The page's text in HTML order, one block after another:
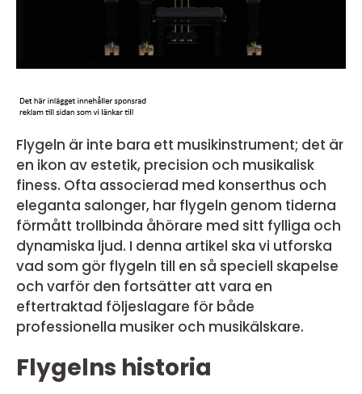
Flygeln är inte bara ett musikinstrument; det är
en ikon av estetik, precision och musikalisk
finess. Ofta associerad med konserthus och
eleganta salonger, har flygeln genom tiderna
förmått trollbinda åhörare med sitt fylliga och
dynamiska ljud. I denna artikel ska vi utforska
vad som gör flygeln till en så speciell skapelse
och varför den fortsätter att vara en
eftertraktad följeslagare för både
professionella musiker och musikälskare.
Flygelns historia